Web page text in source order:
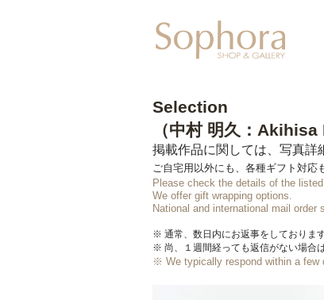
Selection
（中村 明久：Akihisa
掲載作品に関しては、写真詳
ご自宅用以外にも、各種ギフト対応
Please check the details of the
We offer gift wrapping options.
​National and international mail order
※ 通常、数日内にお返事をしておりま
※ 尚、１週間経っても返信がない場合
※ We typically respond within a few